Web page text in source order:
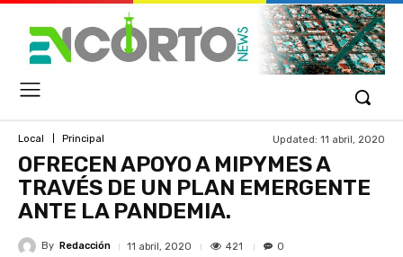
Local Principal Updated: 11 abril, 2020
OFRECEN APOYO A MIPYMES A
TRAVÉS DE UN PLAN EMERGENTE
ANTE LA PANDEMIA.
By Redacción 11 abril, 2020 421 0